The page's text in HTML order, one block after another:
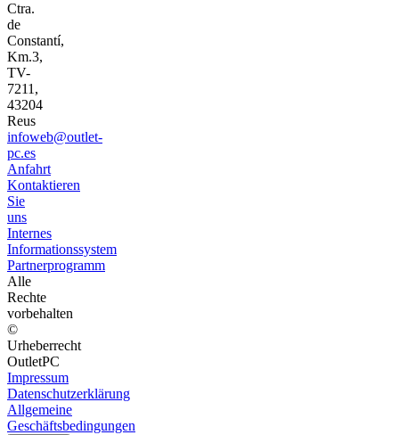
Ctra.
de
Constantí,
Km.3,
TV-
7211,
43204
Reus
infoweb@outlet-
pc.es
Anfahrt
Kontaktieren
Sie
uns
Internes
Informationssystem
Partnerprogramm
Alle
Rechte
vorbehalten
©
Urheberrecht
OutletPC
Impressum
Datenschutzerklärung
Allgemeine
Geschäftsbedingungen